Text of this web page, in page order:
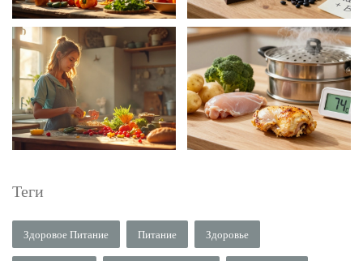
Теги
Здоровое Питание Питание Здоровье